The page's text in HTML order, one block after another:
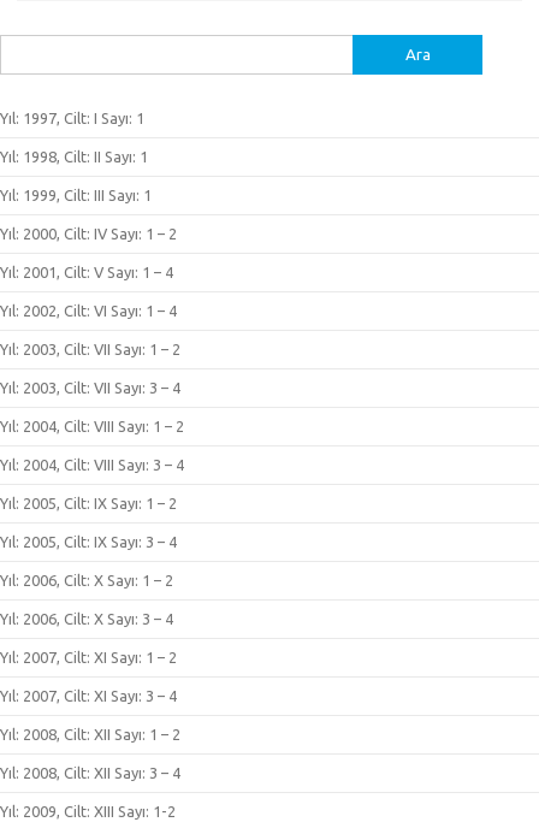
Yıl: 1997, Cilt: I Sayı: 1
Yıl: 1998, Cilt: II Sayı: 1
Yıl: 1999, Cilt: III Sayı: 1
Yıl: 2000, Cilt: IV Sayı: 1 – 2
Yıl: 2001, Cilt: V Sayı: 1 – 4
Yıl: 2002, Cilt: VI Sayı: 1 – 4
Yıl: 2003, Cilt: VII Sayı: 1 – 2
Yıl: 2003, Cilt: VII Sayı: 3 – 4
Yıl: 2004, Cilt: VIII Sayı: 1 – 2
Yıl: 2004, Cilt: VIII Sayı: 3 – 4
Yıl: 2005, Cilt: IX Sayı: 1 – 2
Yıl: 2005, Cilt: IX Sayı: 3 – 4
Yıl: 2006, Cilt: X Sayı: 1 – 2
Yıl: 2006, Cilt: X Sayı: 3 – 4
Yıl: 2007, Cilt: XI Sayı: 1 – 2
Yıl: 2007, Cilt: XI Sayı: 3 – 4
Yıl: 2008, Cilt: XII Sayı: 1 – 2
Yıl: 2008, Cilt: XII Sayı: 3 – 4
Yıl: 2009, Cilt: XIII Sayı: 1-2